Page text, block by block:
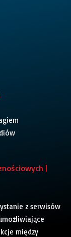
|
z serwisów
między